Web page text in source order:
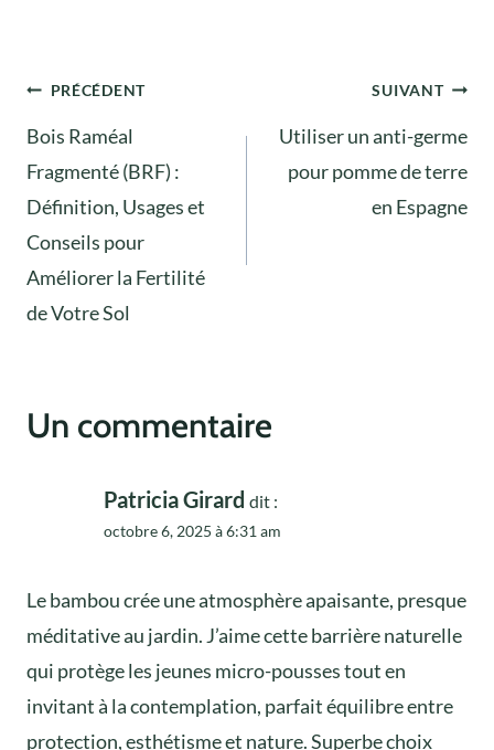
Navigation
de
l’article
PRÉCÉDENT
Bois Raméal
Fragmenté (BRF) :
Définition, Usages et
Conseils pour
Améliorer la Fertilité
de Votre Sol
SUIVANT
Utiliser un anti-germe
pour pomme de terre
en Espagne
Un commentaire
Patricia Girard dit :
octobre 6, 2025 à 6:31 am
Le bambou crée une atmosphère apaisante, presque
méditative au jardin. J’aime cette barrière naturelle
qui protège les jeunes micro-pousses tout en
invitant à la contemplation, parfait équilibre entre
protection, esthétisme et nature. Superbe choix